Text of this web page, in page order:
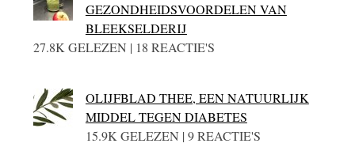
GEZONDHEIDSVOORDELEN VAN
BLEEKSELDERIJ
27.8K GELEZEN | 18 REACTIE'S
OLIJFBLAD THEE, EEN NATUURLIJK
MIDDEL TEGEN DIABETES
15.9K GELEZEN | 9 REACTIE'S